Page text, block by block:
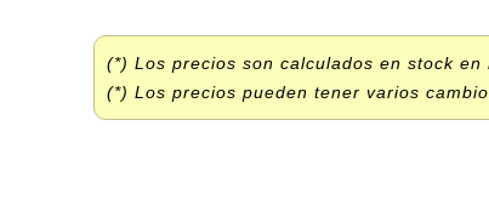
(*) Los precios son calculados en stock en
(*) Los precios pueden tener varios